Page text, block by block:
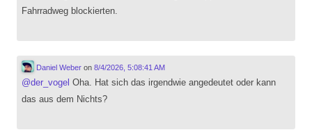
Fahrradweg blockierten.
Daniel Weberon 8/4/2026, 5:08:41 AM
@der_vogel Oha. Hat sich das irgendwie angedeutet oder kann
das aus dem Nichts?